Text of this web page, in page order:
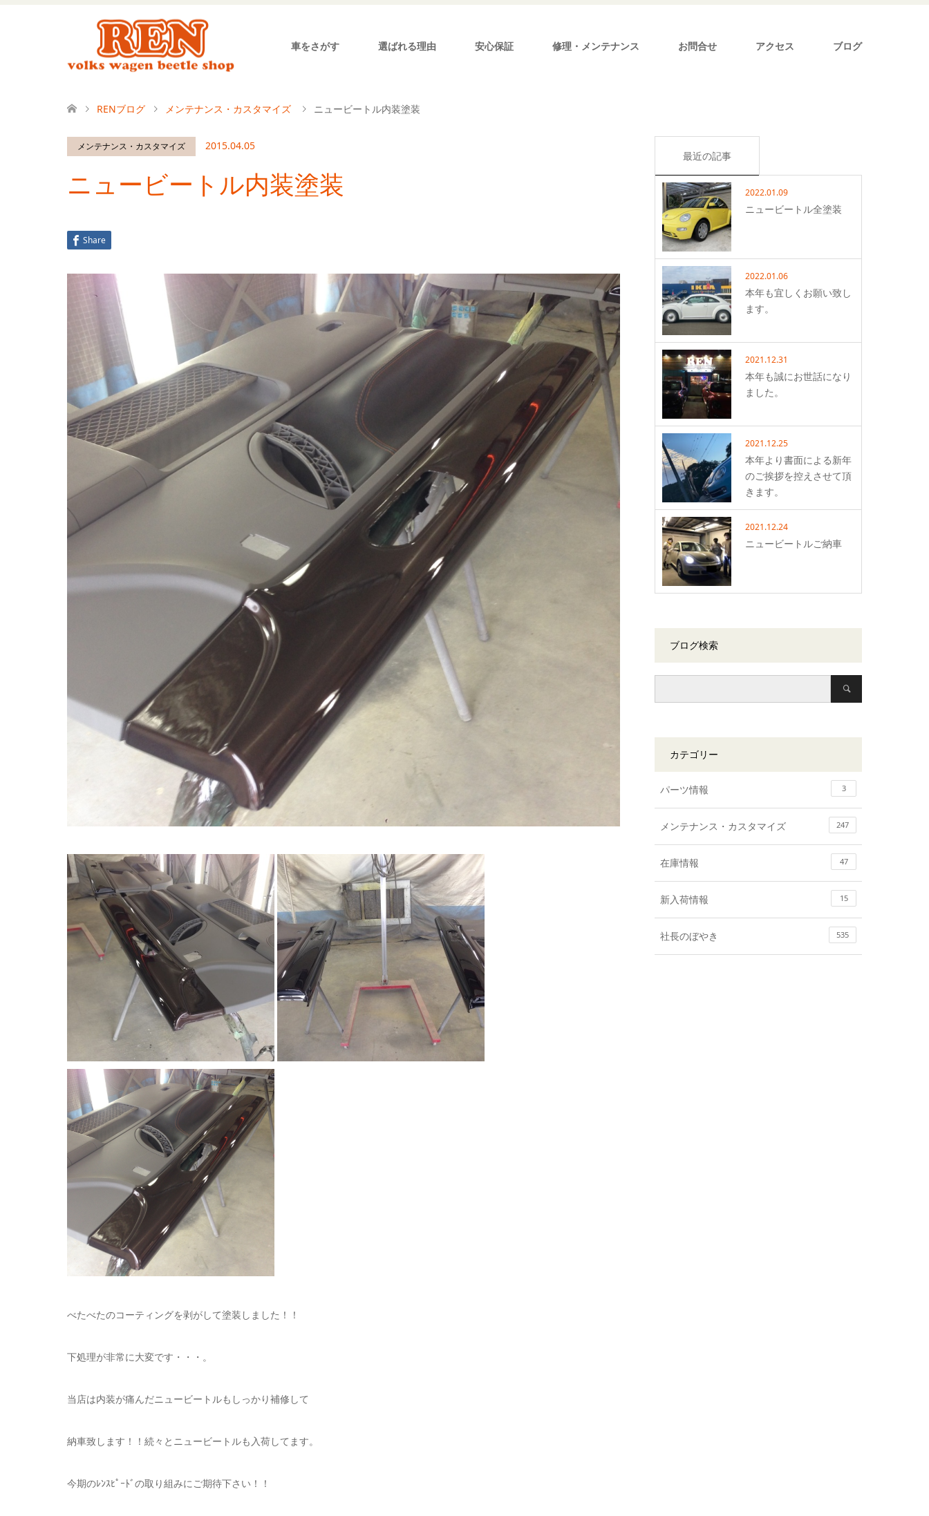
車をさがす 選ばれる理由 安心保証 修理・メンテナンス お問合せ アクセス ブログ
RENブログ メンテナンス・カスタマイズ ニュービートル内装塗装
メンテナンス・カスタマイズ 2015.04.05
ニュービートル内装塗装
Share
べたべたのコーティングを剥がして塗装しました！！
下処理が非常に大変です・・・。
当店は内装が痛んだニュービートルもしっかり補修して
納車致します！！続々とニュービートルも入荷してます。
今期のﾚﾝｽﾋﾟｰﾄﾞの取り組みにご期待下さい！！
最近の記事
2022.01.09
ニュービートル全塗装
2022.01.06
本年も宜しくお願い致し
ます。
2021.12.31
本年も誠にお世話になり
ました。
2021.12.25
本年より書面による新年
のご挨拶を控えさせて頂
きます。
2021.12.24
ニュービートルご納車
ブログ検索
カテゴリー
パーツ情報 3
メンテナンス・カスタマイズ 247
在庫情報 47
新入荷情報 15
社長のぼやき 535